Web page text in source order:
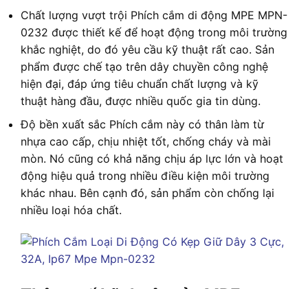
Chất lượng vượt trội Phích cắm di động MPE MPN-
0232 được thiết kế để hoạt động trong môi trường
khắc nghiệt, do đó yêu cầu kỹ thuật rất cao. Sản
phẩm được chế tạo trên dây chuyền công nghệ
hiện đại, đáp ứng tiêu chuẩn chất lượng và kỹ
thuật hàng đầu, được nhiều quốc gia tin dùng.
Độ bền xuất sắc Phích cắm này có thân làm từ
nhựa cao cấp, chịu nhiệt tốt, chống cháy và mài
mòn. Nó cũng có khả năng chịu áp lực lớn và hoạt
động hiệu quả trong nhiều điều kiện môi trường
khác nhau. Bên cạnh đó, sản phẩm còn chống lại
nhiều loại hóa chất.